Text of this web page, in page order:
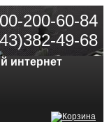
200-60-84
49-68
интернет